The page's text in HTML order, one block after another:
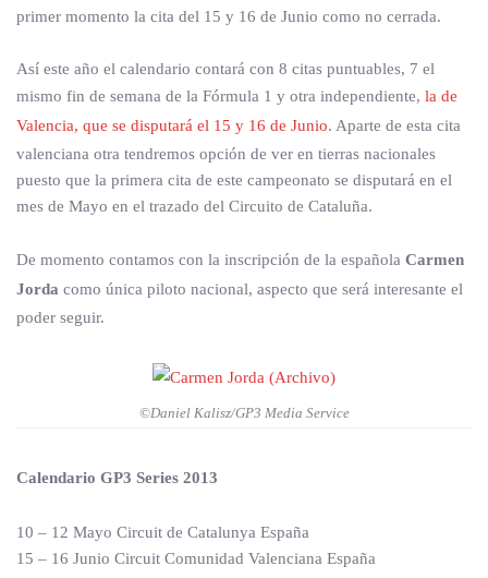
primer momento la cita del 15 y 16 de Junio como no cerrada.
Así este año el calendario contará con 8 citas puntuables, 7 el
mismo fin de semana de la Fórmula 1 y otra independiente, la de
Valencia, que se disputará el 15 y 16 de Junio. Aparte de esta cita
valenciana otra tendremos opción de ver en tierras nacionales
puesto que la primera cita de este campeonato se disputará en el
mes de Mayo en el trazado del Circuito de Cataluña.
De momento contamos con la inscripción de la española Carmen
Jorda como única piloto nacional, aspecto que será interesante el
poder seguir.
©Daniel Kalisz/GP3 Media Service
Calendario GP3 Series 2013
10 – 12 Mayo Circuit de Catalunya España
15 – 16 Junio Circuit Comunidad Valenciana España